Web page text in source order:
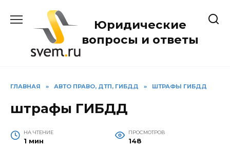
содержанию
Юридические
вопросы и ответы
ГЛАВНАЯ » АВТО ПРАВО, ДТП, ГИБДД » ШТРАФЫ ГИБДД
штрафы ГИБДД
НА ЧТЕНИЕ
1 мин
ПРОСМОТРОВ
148